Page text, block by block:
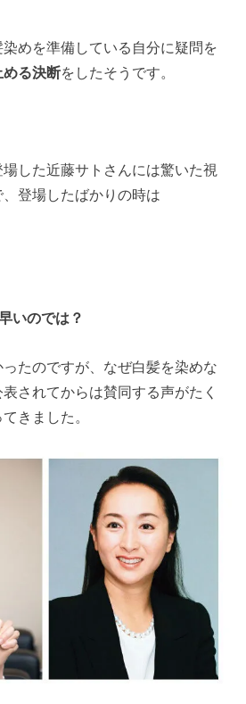
めを準備している自分に疑問を
る決断をしたそうです。
した近藤サトさんには驚いた視
登場したばかりの時は
いのでは？
たのですが、なぜ白髪を染めな
されてからは賛同する声がたく
きました。